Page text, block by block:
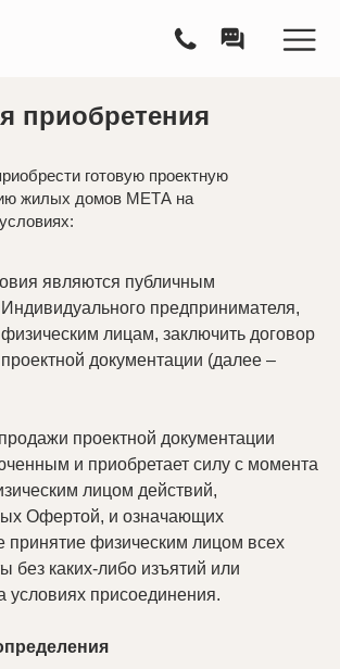
приобретения
готовую проектную
жилых домов МЕТА на
являются публичным
предпринимателя,
лицам, заключить договор
документации (далее –
проектной документации
и приобретает силу с момента
лицом действий,
Офертой, и означающих
принятие физическим лицом всех
без каких-либо изъятий или
условиях присоединения.